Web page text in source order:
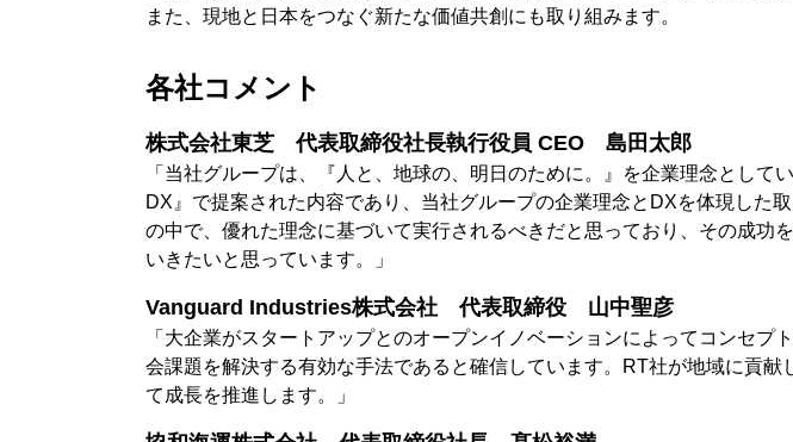
また、現地と日本をつなぐ新たな価値共創にも取り組みます。
各社コメント
株式会社東芝 代表取締役社長執行役員 CEO 島田太郎
「当社グループは、『人と、地球の、明日のために。』を企業理念とし
DX』で提案された内容であり、当社グループの企業理念とDXを体現した
の中で、優れた理念に基づいて実行されるべきだと思っており、その成功
いきたいと思っています。」
Vanguard Industries株式会社 代表取締役 山中聖彦
「大企業がスタートアップとのオープンイノベーションによってコンセ
会課題を解決する有効な手法であると確信しています。RT社が地域に貢
て成長を推進します。」